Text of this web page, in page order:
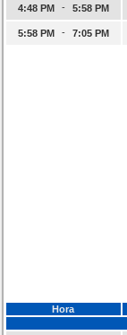
4:48 PM - 5:58 PM
5:58 PM - 7:05 PM
Hora